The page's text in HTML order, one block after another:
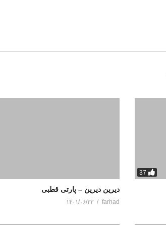
37
دیرین دیرین – پارتی قطبی
farhad ۱۴۰۱/۰۶/۲۳